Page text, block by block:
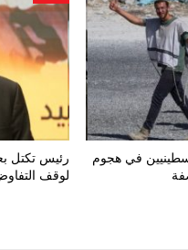
في هجوم
رئيس تكتل
لوقف